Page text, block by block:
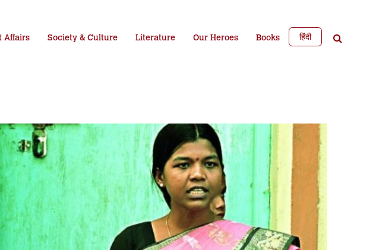
Affairs Society & Culture Literature Our Heroes Books हिंदी